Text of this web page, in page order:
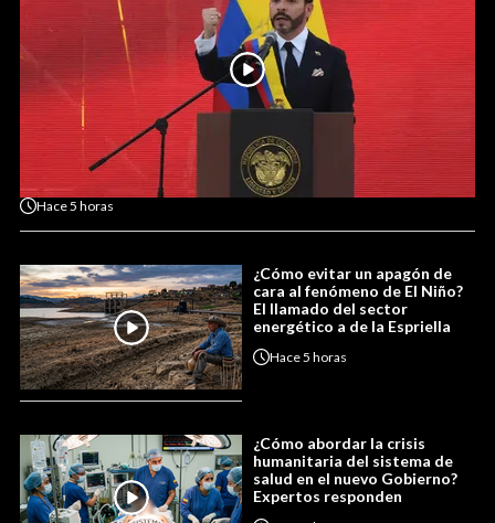
Hace5 horas
¿Cómo evitar un apagón de
cara al fenómeno de El Niño?
El llamado del sector
energético a de la Espriella
Hace5 horas
¿Cómo abordar la crisis
humanitaria del sistema de
salud en el nuevo Gobierno?
Expertos responden